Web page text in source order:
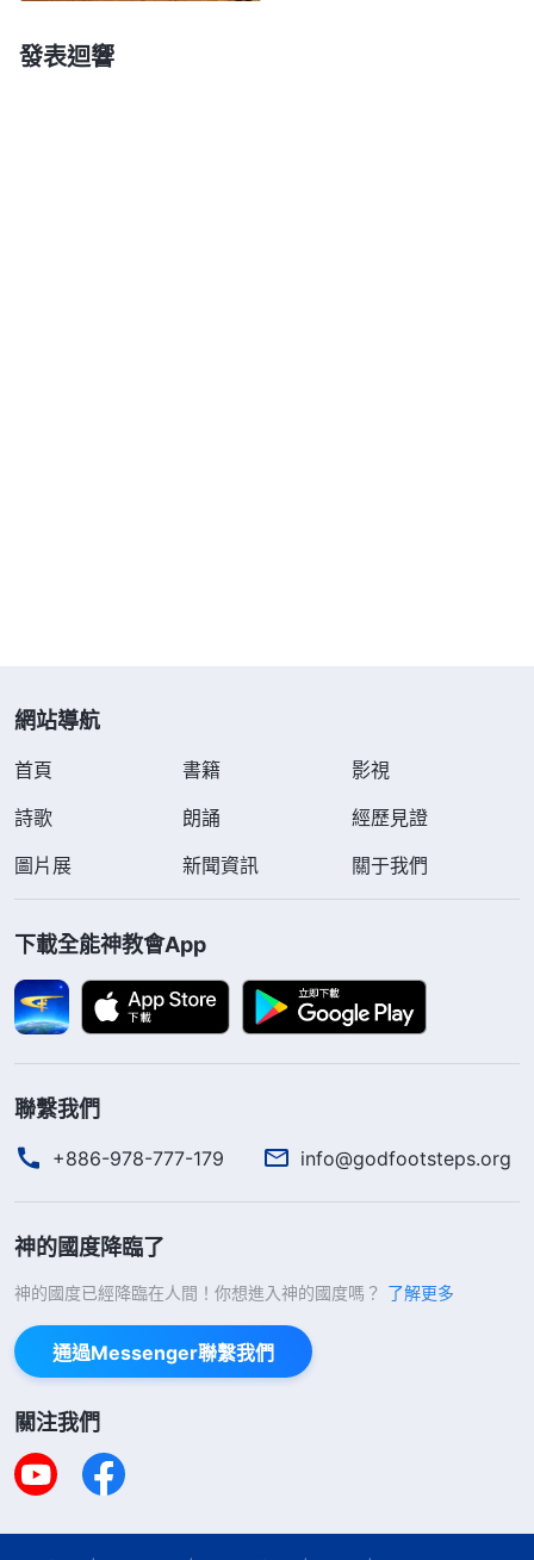
見我曾經作過人的贖罪祭，但在末世我又成了焚燒萬
物的烈日之火，也是顯明萬物的公義的日頭，這是我
樣震動山河，我是面對全宇説話，我也是面對人類説
話。所以，我口之言成了人的珍品，人都寶愛我的説
人都歡喜快樂，慶賀我的來到，因着我的發聲，我要
讓人都來朝拜我，因着我的榮耀的發出，也因着我口
之言，讓人都來到我的面前，都看見閃電是從東方發
出，而且我也降在了東方的『橄欖山』上，早已來在
地上，不再是『猶太之子』，而是東方的閃電，因我
早已復活，從人中間離開，又帶着榮耀顯在了人間，
我是萬世以前人所敬拜的，也是萬世以前以色列人弃
觀看我的作為，這是我的全部心意，是我計劃的終
極、高潮，也是我經營的宗旨——讓萬邦朝拜，萬口
承認，萬人信賴，萬民都歸服！
現與作工・七雷巨響——預言國度的福音將擴展全宇》
「我面向全宇説話之際，所有的人都聽見我音，即看
見我在全宇之下的所有作為，違背我意的，就是説，
以人的作為與我相對的，在我的刑罰中倒下；我要將
發表迴響
網站導航
首頁 書籍
影視
詩歌
朗誦
經歷見證
圖片展
新聞資訊 關于我們
下載全能神教會App
聯繫我們
+886-978-777-179 info@godfootsteps.org
神的國度降臨了
神的國度已經降臨在人間！你想進入神的國度嗎？ 了解更多
通過Messenger聯繫我們
關注我們